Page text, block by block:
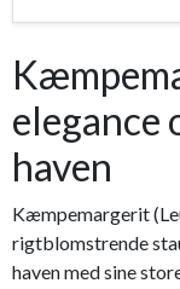
elegance
haven
Kæmpemargerit
rigtblomstrende
haven med sine